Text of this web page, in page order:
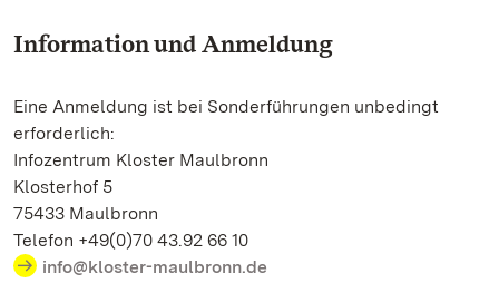
Information und Anmeldung
Eine Anmeldung ist bei Sonderführungen unbedingt
erforderlich:
Infozentrum Kloster Maulbronn
Klosterhof 5
75433 Maulbronn
Telefon +49(0)70 43.92 66 10
info@kloster-maulbronn.de